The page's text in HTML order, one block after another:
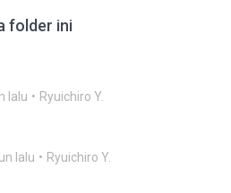
folder ini
lalu Ryuichiro Y.
lalu Ryuichiro Y.